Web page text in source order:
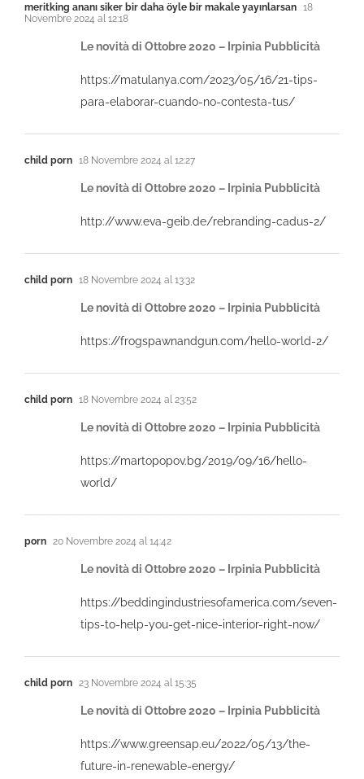
meritking ananı siker bir daha öyle bir makale yayınlarsan 18
Novembre 2024 al 12:18
Le novità di Ottobre 2020 – Irpinia Pubblicità
https://matulanya.com/2023/05/16/21-tips-
para-elaborar-cuando-no-contesta-tus/
child porn 18 Novembre 2024 al 12:27
Le novità di Ottobre 2020 – Irpinia Pubblicità
http://www.eva-geib.de/rebranding-cadus-2/
child porn 18 Novembre 2024 al 13:32
Le novità di Ottobre 2020 – Irpinia Pubblicità
https://frogspawnandgun.com/hello-world-2/
child porn 18 Novembre 2024 al 23:52
Le novità di Ottobre 2020 – Irpinia Pubblicità
https://martopopov.bg/2019/09/16/hello-
world/
porn 20 Novembre 2024 al 14:42
Le novità di Ottobre 2020 – Irpinia Pubblicità
https://beddingindustriesofamerica.com/seven-
tips-to-help-you-get-nice-interior-right-now/
child porn 23 Novembre 2024 al 15:35
Le novità di Ottobre 2020 – Irpinia Pubblicità
https://www.greensap.eu/2022/05/13/the-
future-in-renewable-energy/